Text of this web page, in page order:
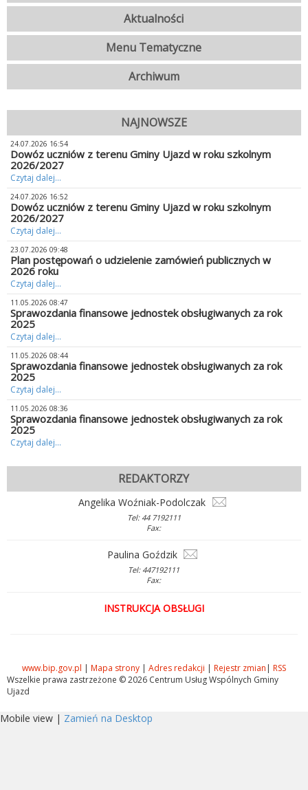
Aktualności
Menu Tematyczne
Archiwum
NAJNOWSZE
24.07.2026 16:54
Dowóz uczniów z terenu Gminy Ujazd w roku szkolnym
2026/2027
Czytaj dalej...
24.07.2026 16:52
Dowóz uczniów z terenu Gminy Ujazd w roku szkolnym
2026/2027
Czytaj dalej...
23.07.2026 09:48
Plan postępowań o udzielenie zamówień publicznych w
2026 roku
Czytaj dalej...
11.05.2026 08:47
Sprawozdania finansowe jednostek obsługiwanych za rok
2025
Czytaj dalej...
11.05.2026 08:44
Sprawozdania finansowe jednostek obsługiwanych za rok
2025
Czytaj dalej...
11.05.2026 08:36
Sprawozdania finansowe jednostek obsługiwanych za rok
2025
Czytaj dalej...
REDAKTORZY
Angelika Woźniak-Podolczak
Tel: 44 7192111
Fax:
Paulina Goździk
Tel: 447192111
Fax:
INSTRUKCJA OBSŁUGI
www.bip.gov.pl | Mapa strony | Adres redakcji | Rejestr zmian | RSS
Wszelkie prawa zastrzeżone © 2026 Centrum Usług Wspólnych Gminy
Ujazd
Mobile view | Zamień na Desktop